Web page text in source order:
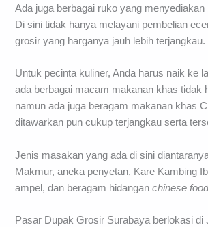
Ada juga berbagai ruko yang menyediakan
Di sini tidak hanya melayani pembelian
grosir yang harganya jauh lebih terjangkau.
Untuk pecinta kuliner, Anda harus naik ke
ada berbagai macam makanan khas tidak
namun ada juga beragam makanan khas
ditawarkan pun cukup terjangkau serta
Jenis masakan yang ada di sini
Makmur, aneka penyetan, Kare Kambing
ampel, dan beragam hidanganchinese
Pasar Dupak Grosir Surabaya berlokasi di